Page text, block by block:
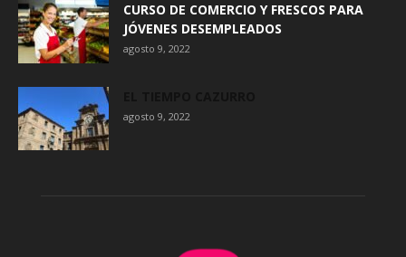
CURSO DE COMERCIO Y FRESCOS PARA
JÓVENES DESEMPLEADOS
agosto 9, 2022
agosto 9, 2022